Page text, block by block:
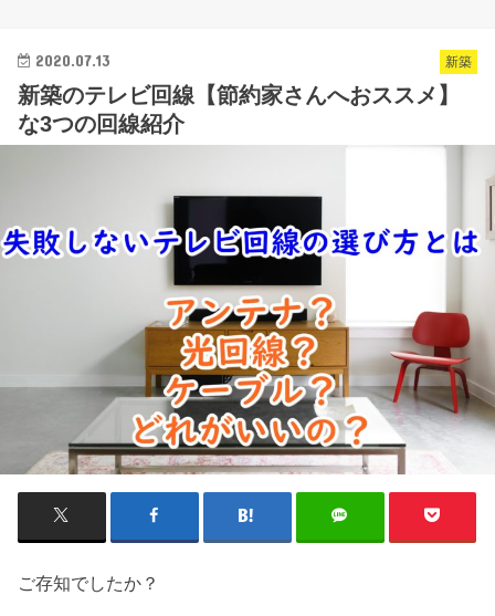
新築
2020.07.13
新築のテレビ回線【節約家さんへおススメ】
な3つの回線紹介
ご存知でしたか？